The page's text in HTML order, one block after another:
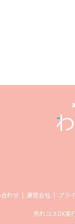
わせ 運営会社 プラ
売れコスDX実